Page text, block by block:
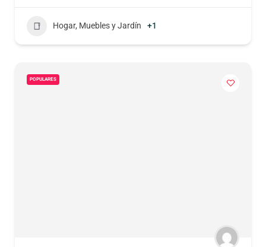
Hogar, Muebles y Jardín +1
POPULARES